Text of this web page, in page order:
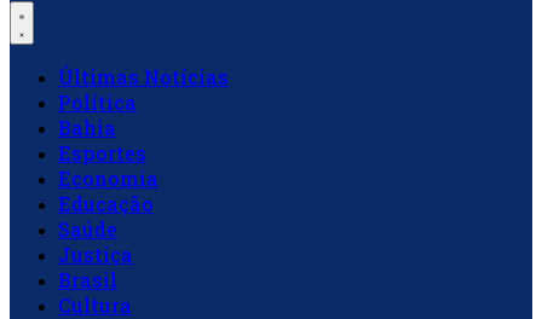
Últimas Notícias
Política
Bahia
Esportes
Economia
Educação
Saúde
Justiça
Brasil
Cultura